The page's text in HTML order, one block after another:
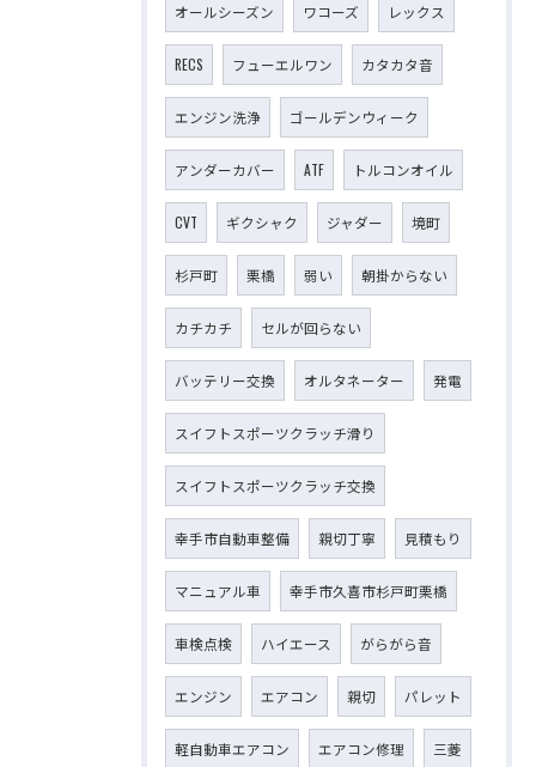
オールシーズン ワコーズ レックス
RECS フューエルワン カタカタ音
エンジン洗浄 ゴールデンウィーク
アンダーカバー ATF トルコンオイル
CVT ギクシャク ジャダー 境町
杉戸町 栗橋 弱い 朝掛からない
カチカチ セルが回らない
バッテリー交換 オルタネーター 発電
スイフトスポーツクラッチ滑り
スイフトスポーツクラッチ交換
幸手市自動車整備 親切丁寧 見積もり
マニュアル車 幸手市久喜市杉戸町栗橋
車検点検 ハイエース がらがら音
エンジン エアコン 親切 パレット
軽自動車エアコン エアコン修理 三菱